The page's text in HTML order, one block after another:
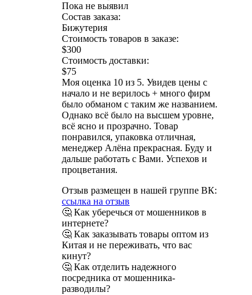
Пока не выявил
Состав заказа:
Бижутерия
Стоимость товаров в заказе:
$300
Стоимость доставки:
$75
Моя оценка 10 из 5. Увидев цены с
начало и не верилось + много фирм
было обманом с таким же названием.
Однако всё было на высшем уровне,
всё ясно и прозрачно. Товар
понравился, упаковка отличная,
менеджер Алёна прекрасная. Буду и
дальше работать с Вами. Успехов и
процветания.
Отзыв размещен в нашей группе ВК:
ссылка на отзыв
🤔 Как уберечься от мошенников в
интернете?
🤔 Как заказывать товары оптом из
Китая и не переживать, что вас
кинут?
🤔 Как отделить надежного
посредника от мошенника-
разводилы?